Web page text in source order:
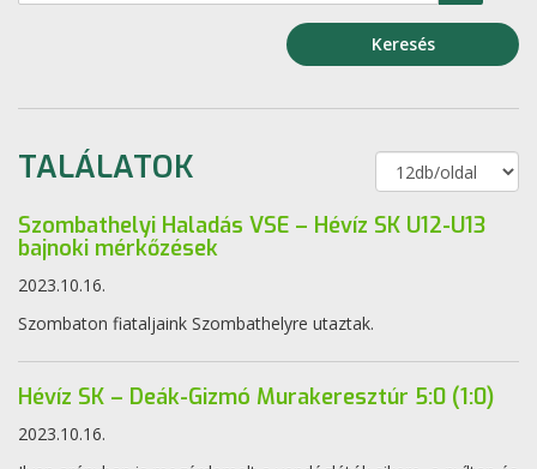
Keresés
TALÁLATOK
Szombathelyi Haladás VSE – Hévíz SK U12-U13
bajnoki mérkőzések
2023.10.16.
Szombaton fiataljaink Szombathelyre utaztak.
Hévíz SK – Deák-Gizmó Murakeresztúr 5:0 (1:0)
2023.10.16.